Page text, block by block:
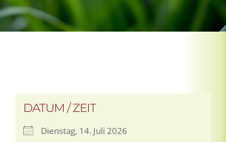
DATUM / ZEIT
Dienstag, 14. Juli 2026